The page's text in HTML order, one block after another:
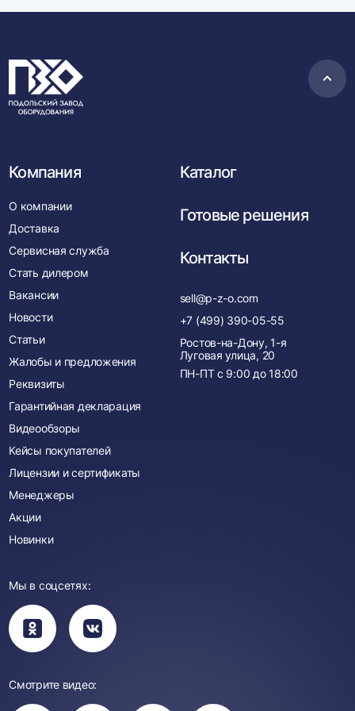
в
Компания
О компании
Доставка
Сервисная служба
Стать дилером
Вакансии
Новости
Статьи
Жалобы и предложения
Реквизиты
Гарантийная декларация
Видеообзоры
Кейсы покупателей
Лицензии и сертификаты
Менеджеры
Акции
Новинки
Каталог
Готовые решения
Контакты
sell@p-z-o.com
+7 (499) 390-05-55
Ростов-на-Дону, 1-я
Луговая улица, 20
ПН-ПТ с 9:00 до 18:00
Мы в соцсетях:
Вы
перейдете
в
группу
Вы
перейдете
в
группу
Смотрите видео: